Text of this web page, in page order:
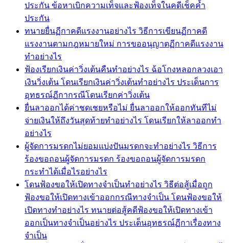
ประกัน ข้อหาเบิกความเท็จและฟ้องเท็จในคดีเช็คค้ำ
ประกัน
ทนายยื่นฏีกาคดีแรงงานอย่างไร วิธีการเขียนฏีกาคดี
แรงงานตามกฎหมายใหม่ การขออนุญาตฏีกาคดีแรงงาน
ทำอย่างไร
ฟ้องเรียกเงินค่าวิ่งเต้นคืนทำอย่างไร ฉ้อโกงหลอกลวงเอา
เงินวิ่งเต้น โดนเรียกเงินค่าวิ่งเต้นทำอย่างไร ประเด็นการ
อุทธรณ์ฏีกากรณีโดนเรียกค่าวิ่งเต้น
ยื่นลาออกได้ค่าชดเชยหรือไม่ ยื่นลาออกให้ออกทันทีไม่
จ่ายเงินให้ถึงวันสุดท้ายทำอย่างไร โดนเรียกให้ลาออกทำ
อย่างไร
ผู้จัดการมรดกไม่ยอมแบ่งปันมรดกจะทำอย่างไร วิธีการ
ร้องขอถอนผู้จัดการมรดก ร้องขอถอนผู้จัดการมรดก
กระทำได้เมื่อไรอย่างไร
โดนฟ้องขอให้เปิดทางจำเป็นทำอย่างไร วิธีต่อสู้เมื่อถูก
ฟ้องขอให้เปิดทางเข้าออกกรณีทางจำเป็น โดนฟ้องขอให้
เปิดทางทำอย่างไร ทนายต่อสู้คดีฟ้องขอให้เปิดทางเข้า
ออกเป็นทางจำเป็นอย่างไร ประเด็นอุทธรณ์ฏีกาเรื่องทาง
จำเป็น